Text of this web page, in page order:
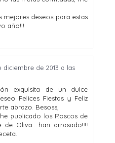
mejores deseos para estas
año!!!
diciembre de 2013 a las
exquisita de un dulce
Felices Fiestas y Feliz
abrazo. Besoss,
publicado los Roscos de
de Oliva.. han arrasado!!!!